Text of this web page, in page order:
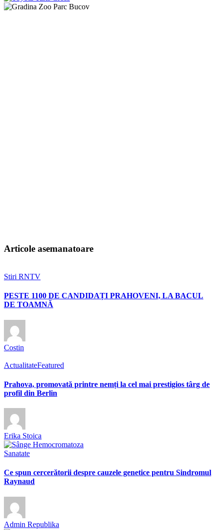
Articole asemanatoare
Stiri RNTV
PESTE 1100 DE CANDIDAȚI PRAHOVENI, LA BACUL
DE TOAMNĂ
Costin
ActualitateFeatured
Prahova, promovată printre nemți la cel mai prestigios târg de
profil din Berlin
Erika Stoica
Sanatate
Ce spun cercerătorii despre cauzele genetice pentru Sindromul
Raynaud
Admin Republika